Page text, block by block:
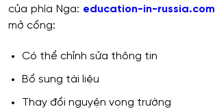
của phía Nga: education-in-russia.com
mở cổng:
Có thể chỉnh sửa thông tin
Bổ sung tài liệu
Thay đổi nguyện vọng trường